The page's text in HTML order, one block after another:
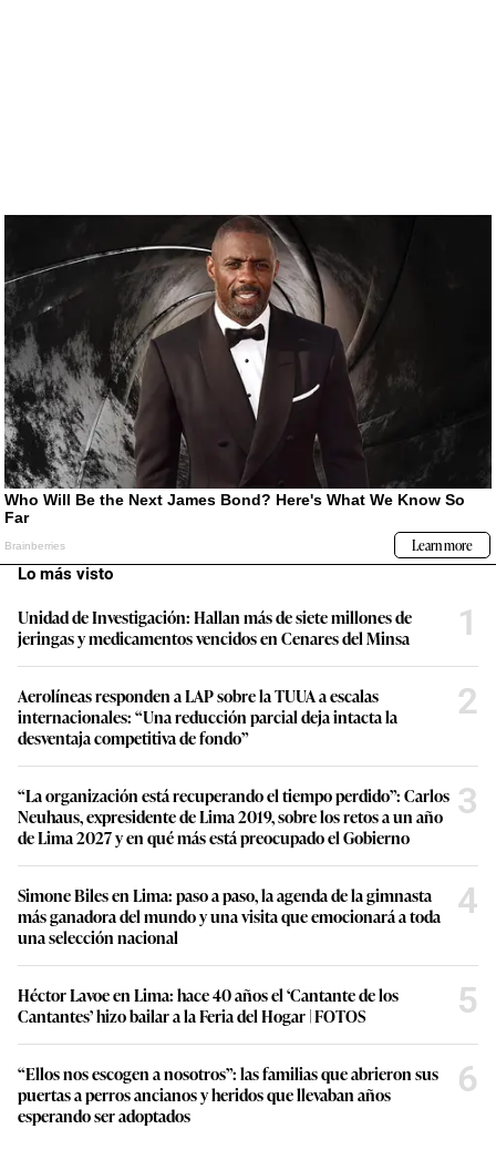
Lo más visto
Unidad de Investigación: Hallan más de siete millones de
jeringas y medicamentos vencidos en Cenares del Minsa
1
Aerolíneas responden a LAP sobre la TUUA a escalas
internacionales: “Una reducción parcial deja intacta la
desventaja competitiva de fondo”
2
“La organización está recuperando el tiempo perdido”: Carlos
Neuhaus, expresidente de Lima 2019, sobre los retos a un año
de Lima 2027 y en qué más está preocupado el Gobierno
3
Simone Biles en Lima: paso a paso, la agenda de la gimnasta
más ganadora del mundo y una visita que emocionará a toda
una selección nacional
4
Héctor Lavoe en Lima: hace 40 años el ‘Cantante de los
Cantantes’ hizo bailar a la Feria del Hogar | FOTOS
5
“Ellos nos escogen a nosotros”: las familias que abrieron sus
puertas a perros ancianos y heridos que llevaban años
esperando ser adoptados
6